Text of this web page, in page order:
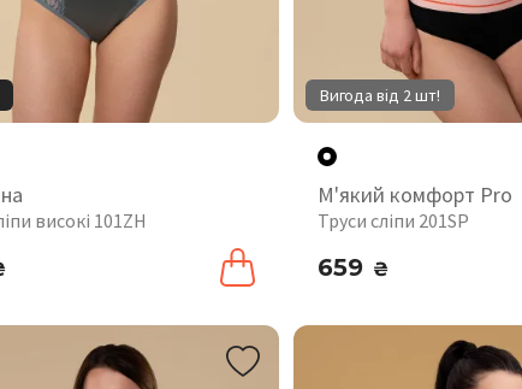
високі 101ZH
Вигода від 2 шт!
М'який комфорт Pro
Труси сліпи 201SP
659 ₴